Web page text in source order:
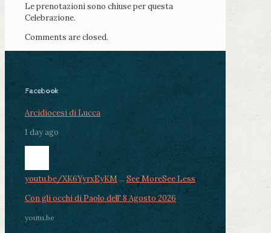
Le prenotazioni sono chiuse per questa
Celebrazione.
Comments are closed.
Facebook
Arcidiocesi di Lucca
1 day ago
youtu.be/XK6YyrxEyKM ... See MoreSee Less
Con gli occhi di Paolo dell' 8 Agosto 2026
youtu.be